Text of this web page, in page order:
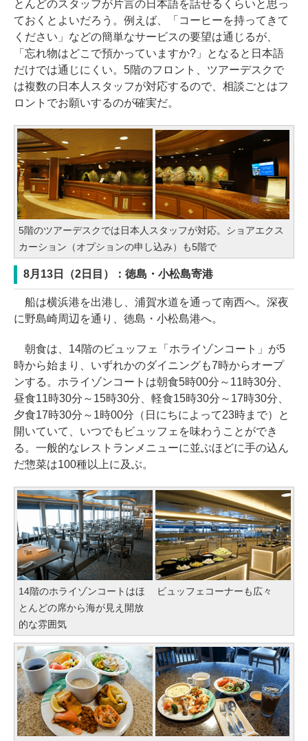
とんどのスタッフが片言の日本語を話せるくらいと思っ
ておくとよいだろう。例えば、「コーヒーを持ってきて
ください」などの簡単なサービスの要望は通じるが、
「忘れ物はどこで預かっていますか?」となると日本語
だけでは通じにくい。5階のフロント、ツアーデスクで
は複数の日本人スタッフが対応するので、相談ごとはフ
ロントでお願いするのが確実だ。
5階のツアーデスクでは日本人スタッフが対応。ショアエクス
カーション（オプションの申し込み）も5階で
8月13日（2日目）：徳島・小松島寄港
船は横浜港を出港し、浦賀水道を通って南西へ。深夜
に野島崎周辺を通り、徳島・小松島港へ。
朝食は、14階のビュッフェ「ホライゾンコート」が5
時から始まり、いずれかのダイニングも7時からオープ
ンする。ホライゾンコートは朝食5時00分～11時30分、
昼食11時30分～15時30分、軽食15時30分～17時30分、
夕食17時30分～1時00分（日にちによって23時まで）と
開いていて、いつでもビュッフェを味わうことができ
る。一般的なレストランメニューに並ぶほどに手の込ん
だ惣菜は100種以上に及ぶ。
14階のホライゾンコートはほ
とんどの席から海が見え開放
的な雰囲気
ビュッフェコーナーも広々